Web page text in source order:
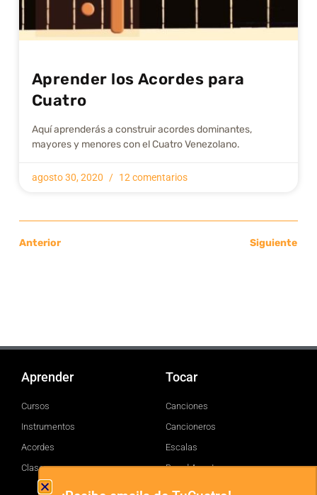
Aprender los Acordes para
Cuatro
Aquí aprenderás a construir acordes dominantes,
mayores y menores con el Cuatro Venezolano.
agosto 30, 2020 12 comentarios
Anterior Siguiente
Aprender
Cursos
Instrumentos
Acordes
Clases
Tocar
Canciones
Cancioneros
Escalas
Brand Assets